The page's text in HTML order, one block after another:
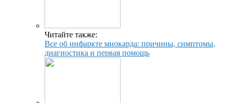
Читайте также:
Все об инфаркте миокарда: причины, симптомы,
диагностика и первая помощь